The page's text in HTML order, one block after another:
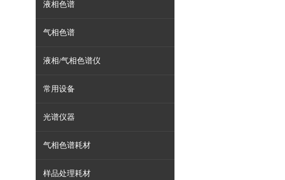
液相色谱
气相色谱
液相/气相色谱仪
常用设备
光谱仪器
气相色谱耗材
样品处理耗材